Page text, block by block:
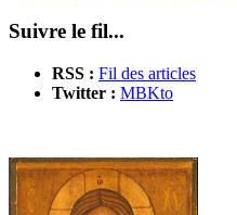
Suivre le fil...
RSS : Fil des articles
Twitter : MBKto